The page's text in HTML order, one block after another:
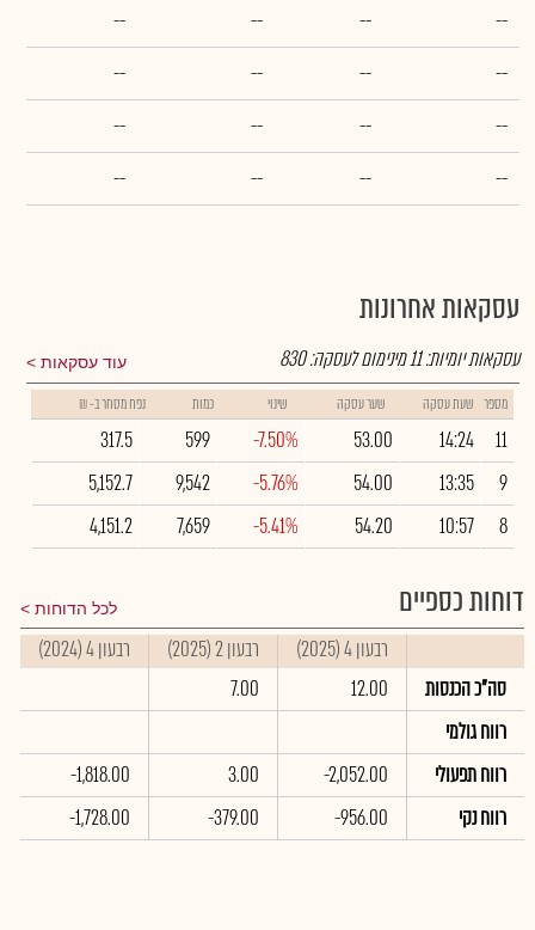
--
--
--
--
--
--
--
--
--
--
--
--
--
--
--
--
עסקאות אחרונות
עוד עסקאות עסקאות יומיות:11מינימום לעסקה:830
מספר שעת עסקה שער עסקה שינוי כמות נפח מסחר ב- ₪
11
14:24
53.00
-7.50%
599
317.5
9
13:35
54.00
-5.76%
9,542
5,152.7
8
10:57
54.20
-5.41%
7,659
4,151.2
דוחות כספיים לכל הדוחות
רבעון 4 (2025) רבעון 2 (2025) רבעון 4 (2024)
סה"כ הכנסות
12.00
7.00
רווח גולמי
רווח תפעולי
-2,052.00
3.00
-1,818.00
רווח נקי
-956.00
-379.00
-1,728.00